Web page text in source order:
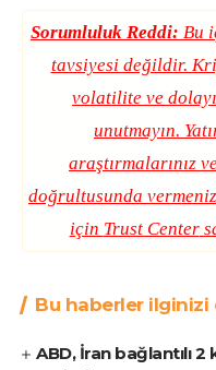
Sorumluluk Reddi: Bu
tavsiyesi değildir.
volatilite ve
unutmayın.
araştırmalarınız
doğrultusunda
için Trust Center
Bu haberler ilginizi
ABD, İran bağlantılı